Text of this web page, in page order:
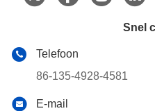
Snel
Telefoon
86-135-4928-4581
E-mail